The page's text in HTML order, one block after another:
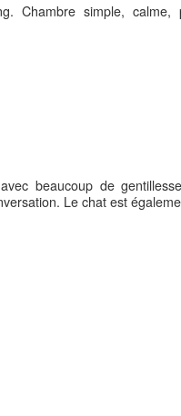
Chambre simple, calme,
beaucoup de
Le chat est